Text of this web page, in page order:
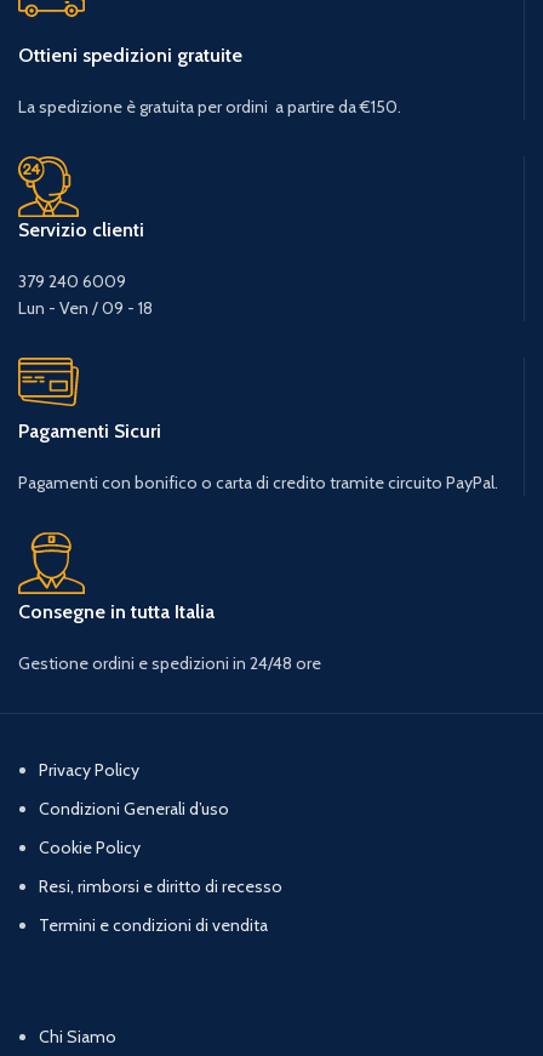
Ottieni spedizioni gratuite
La spedizione è gratuita per ordini a partire da €150.
Servizio clienti
379 240 6009
Lun - Ven / 09 - 18
Pagamenti Sicuri
Pagamenti con bonifico o carta di credito tramite circuito PayPal.
Consegne in tutta Italia
Gestione ordini e spedizioni in 24/48 ore
Privacy Policy
Condizioni Generali d’uso
Cookie Policy
Resi, rimborsi e diritto di recesso
Termini e condizioni di vendita
Chi Siamo